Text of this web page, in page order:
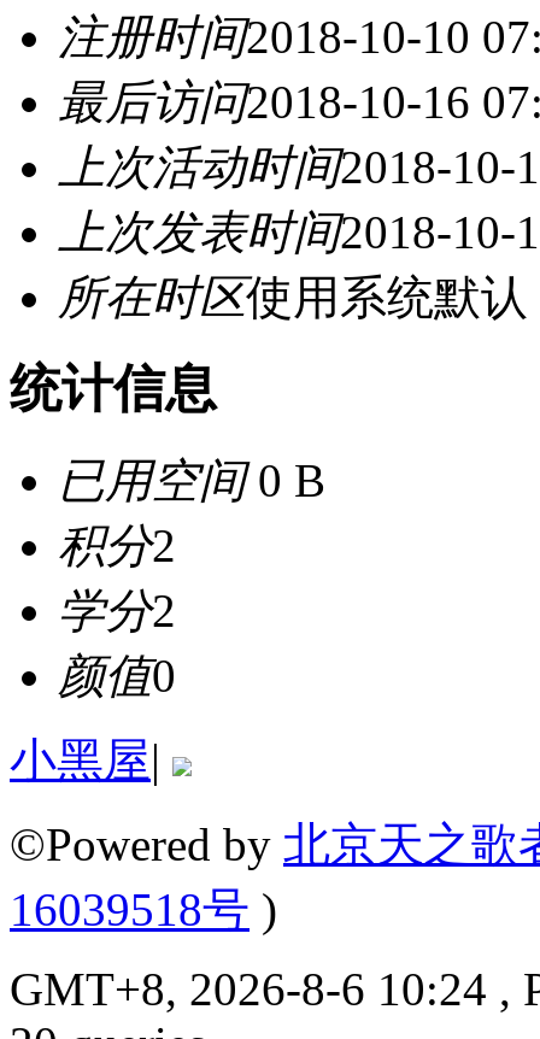
注册时间2018-10-10
最后访问2018-10-16
上次活动时间2018-10-
上次发表时间2018-10-
所在时区使用系统默认
统计信息
已用空间0 B
积分2
学分2
颜值0
小黑屋|
©Powered by 北京天之歌
16039518号 )
GMT+8, 2026-8-6 10:24 ,